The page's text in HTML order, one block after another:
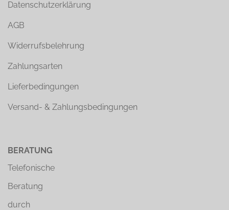
Datenschutzerklärung
AGB
Widerrufsbelehrung
Zahlungsarten
Lieferbedingungen
Versand- & Zahlungsbedingungen
BERATUNG
Telefonische
Beratung
durch